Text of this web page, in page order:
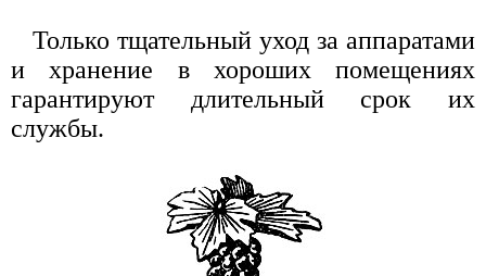
Только тщательный уход за аппаратами
и хранение в хороших помещениях
гарантируют длительный срок их
службы.